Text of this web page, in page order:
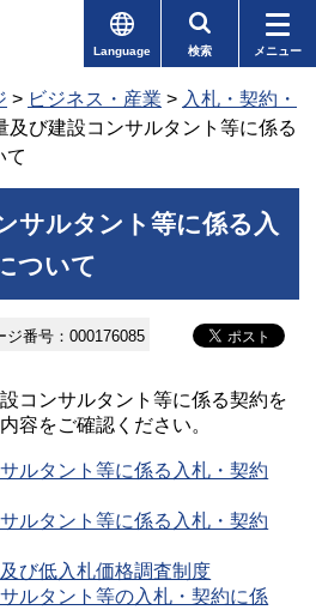
Language 検索 メニュー
> ビジネス・産業 > 入札・契約・
及び建設コンサルタント等に係る
て
サルタント等に係る入
ついて
ジ番号：000176085
コンサルタント等に係る契約を
容をご確認ください。
ルタント等に係る入札・契約
ルタント等に係る入札・契約
び低入札価格調査制度
ルタント等の入札・契約に係